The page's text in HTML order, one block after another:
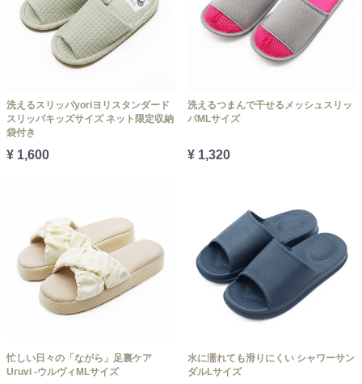
洗えるスリッパyoriヨリスタンダード
スリッパキッズサイズ ネット限定収納
袋付き
¥ 1,600
洗えるつまんで干せるメッシュスリッ
パMLサイズ
¥ 1,320
忙しい日々の「ながら」足裏ケア
Uruvi -ウルヴィMLサイズ
水に濡れても滑りにくい シャワーサン
ダルLサイズ